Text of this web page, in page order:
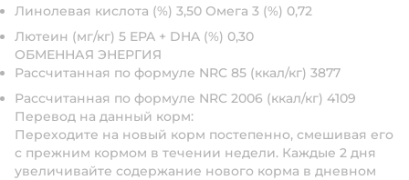
Линолевая кислота (%) 3,50 Омега 3 (%) 0,72
Лютеин (мг/кг) 5 EPA + DHA (%) 0,30
ОБМЕННАЯ ЭНЕРГИЯ
Рассчитанная по формуле NRC 85 (ккал/кг) 3877
Рассчитанная по формуле NRC 2006 (ккал/кг) 4109
Перевод на данный корм:
Переходите на новый корм постепенно, смешивая его
с прежним кормом в течении недели. Каждые 2 дня
увеличивайте содержание нового корма в дневном